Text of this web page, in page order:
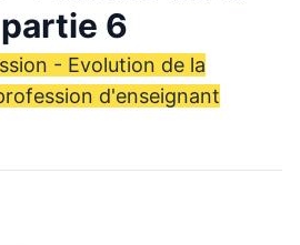
6
- Evolution de la
d'enseignant